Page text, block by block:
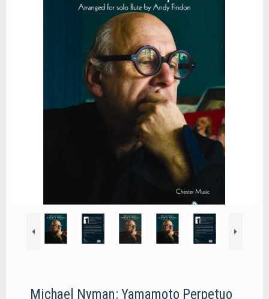
Michael Nyman: Yamamoto Perpetuo